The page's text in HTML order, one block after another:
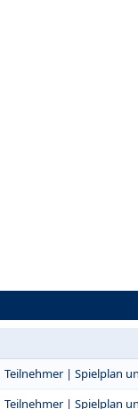
Teilnehmer| Spielplan
Teilnehmer| Spielplan